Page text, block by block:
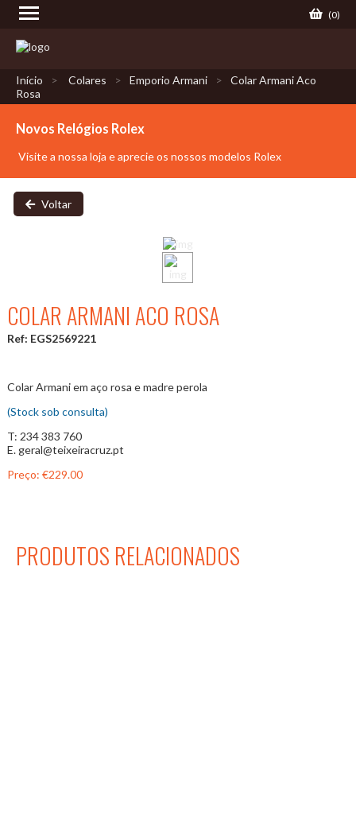
(0)
Início Colares Emporio Armani
Colar Armani Aco
Rosa
Novos Relógios Rolex
Visite a nossa loja e aprecie os nossos modelos Rolex
Voltar
COLAR ARMANI ACO ROSA
Ref: EGS2569221
Colar Armani em aço rosa e madre perola
(Stock sob consulta)
T: 234 383 760
E. geral@teixeiracruz.pt
Preço: €229.00
PRODUTOS RELACIONADOS